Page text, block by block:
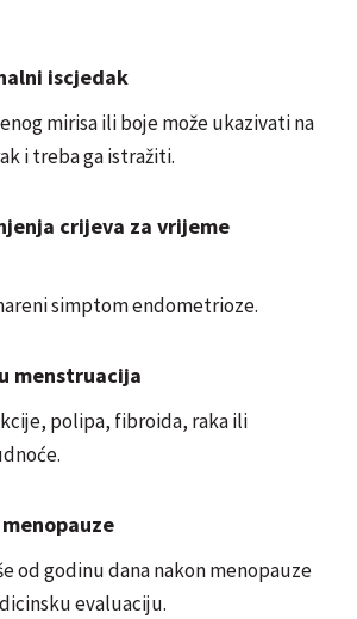
iscjedak
mirisa ili boje može ukazivati na
i treba ga istražiti.
crijeva za vrijeme
simptom endometrioze.
menstruacija
polipa, fibroida, raka ili
od godinu dana nakon menopauze
evaluaciju.